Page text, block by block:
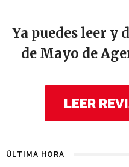
Ya puedes leer y
de Mayo de
LEER
ÚLTIMA HORA